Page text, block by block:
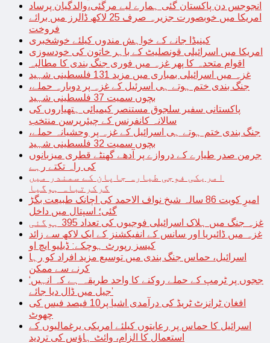
انجوجس دن پاکستان گئی ہمارے لیے مرگئی،والدگیان پرساد
امریکا میں خوبصورت جزیرہ صرف 25 لاکھ ڈالرز میں برائے
فروخت
کینیڈا جانے کے خواہش مندوں کیلئے خوشخبری
امریکا میں اسرائیلی قونصلیٹ کے باہر خاتون کی خودسوزی
اقوام متحدہ کا پھر غزہ میں فوری جنگ بندی کا مطالبہ
غزہ میں اسرائیلی بمباری میں مزید 131 فلسطینی شہید
جنگ بندی ختم ہوتے ہی اسرئیل کے غزہ پر دوبارہ حملے،
بچوں سمیت 37 فلسطینی شہید
پاکستانی سفیر سلجوق مستنصر کیمیائی ہتھیاروں کی
سالانہ کانفرنس کے چیئرپرسن منتخب
جنگ بندی ختم ہوتے ہی اسرائیل کے غزہ پر وحشیانہ حملے،
بچوں سمیت 32 فلسطینی شہید
جرمن صدر طیارے کے دروازے پر آدھے گھنٹے قطری میزبانوں
کی راہ تکتے رہے
امریکی فوجی طیارہ جاپان کے سمندر میں
گرکرتباہ ہوگیا
امیرِ کویت 86 سالہ شیخ نواف الاحمد کی اچانک طبیعت بگڑ
گئی؛ اسپتال میں داخل
غزہ جنگ میں ہلاک اسرائیلی فوجیوں کی تعداد 395 ہوگئی
غزہ میں ڈائیریا اور سانس کے انفیکشنز کے ایک لاکھ سے زائد
کیسز رپورٹ ہوچکے: ڈبلیو ایچ او
اسرائیل، حماس جنگ بندی میں توسیع مزید افراد کو رہا
کرنے سے ممکن
‘ججوں پر ٹرمپ کے حملے روکنے کا واحد طریقہ ہے کہ انہیں
جیل میں ڈال دیا جائے’
افغان ٹرانزٹ ٹریڈ کی درآمدی اشیا پر10 فیصد فیس کی
چھوٹ
اسرائیل کا حماس پر رعایتوں کیلئے امریکی یرغمالیوں کے
استعمال کا الزام، وائٹ ہاؤس کی تردید